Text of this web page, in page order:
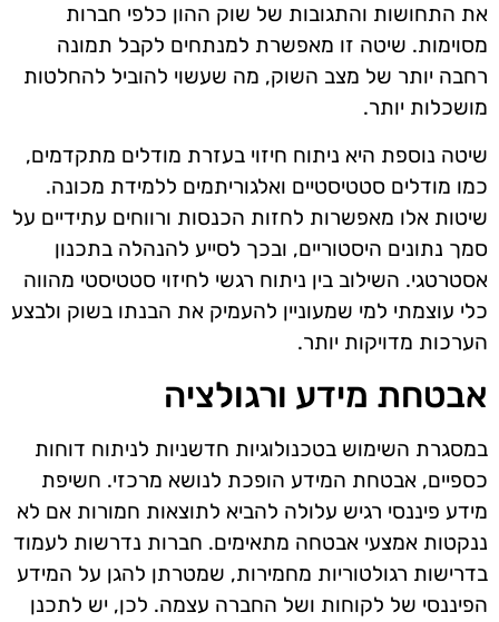
את התחושות והתגובות של שוק ההון כלפי חברות
מסוימות. שיטה זו מאפשרת למנתחים לקבל תמונה
רחבה יותר של מצב השוק, מה שעשוי להוביל להחלטות
מושכלות יותר.
שיטה נוספת היא ניתוח חיזוי בעזרת מודלים מתקדמים,
כמו מודלים סטטיסטיים ואלגוריתמים ללמידת מכונה.
שיטות אלו מאפשרות לחזות הכנסות ורווחים עתידיים על
סמך נתונים היסטוריים, ובכך לסייע להנהלה בתכנון
אסטרטגי. השילוב בין ניתוח רגשי לחיזוי סטטיסטי מהווה
כלי עוצמתי למי שמעוניין להעמיק את הבנתו בשוק ולבצע
הערכות מדויקות יותר.
אבטחת מידע ורגולציה
במסגרת השימוש בטכנולוגיות חדשניות לניתוח דוחות
כספיים, אבטחת המידע הופכת לנושא מרכזי. חשיפת
מידע פיננסי רגיש עלולה להביא לתוצאות חמורות אם לא
ננקטות אמצעי אבטחה מתאימים. חברות נדרשות לעמוד
בדרישות רגולטוריות מחמירות, שמטרתן להגן על המידע
הפיננסי של לקוחות ושל החברה עצמה. לכן, יש לתכנן